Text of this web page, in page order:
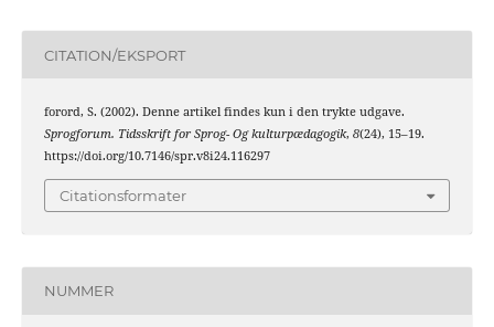
CITATION/EKSPORT
forord, S. (2002). Denne artikel findes kun i den trykte udgave.
Sprogforum. Tidsskrift for Sprog- Og kulturpædagogik, 8(24), 15–19.
https://doi.org/10.7146/spr.v8i24.116297
Citationsformater
NUMMER